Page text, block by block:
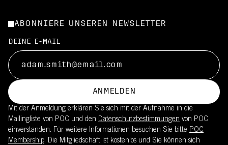
Komfort, Passform oder Belüftung
so für angenehmeres Fahren
Luftstrom ist auf aufrechte bis neutrale Fahrpositionen
abgestimmt
Hilft, Wärme bei Anstiegen und gleichmäßigen Belastungen zu
regulieren
Für Komfort entwickelt, auch wenn Geschwindigkeit und
ABONNIERE UNSEREN NEWSLETTER
DEINE E-MAIL
ANMELDEN
Mit der Anmeldung erklären Sie sich mit der Aufnahme in die
Mailingliste von POC und den Datenschutzbestimmungen von POC
einverstanden. Für weitere Informationen besuchen Sie bitte POC
Membership. Die Mitgliedschaft ist kostenlos und Sie können sich